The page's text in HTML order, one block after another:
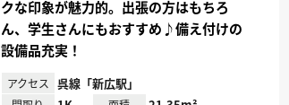
クな印象が魅力的。出張の方はもちろ
ん、学生さんにもおすすめ♪備え付けの
設備品充実！
アクセス 呉線「新広駅」